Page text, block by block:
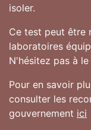
isoler.
Ce test peut être
laboratoires
N'hésitez pas à
Pour en savoir
consulter les
gouvernement ici